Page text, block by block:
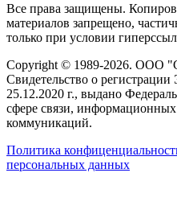
Все права защищены.
материалов запрещено,
только при условии
Copyright © 1989-2026. ООО
Свидетельство о
25.12.2020 г., выдано
сфере связи,
коммуникаций.
Политика
персональных данных